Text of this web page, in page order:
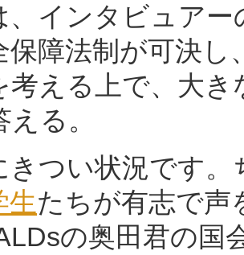
インタビュアー
保障法制が可決し
考える上で、大
る。
きつい状況です
生たちが有志で声
の奥田君の国